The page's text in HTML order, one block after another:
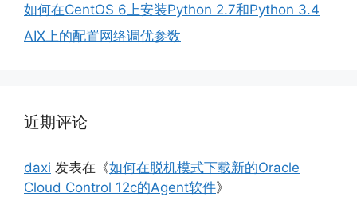
如何在CentOS 6上安装Python 2.7和Python 3.4
AIX上的配置网络调优参数
近期评论
daxi 发表在《如何在脱机模式下载新的Oracle
Cloud Control 12c的Agent软件》